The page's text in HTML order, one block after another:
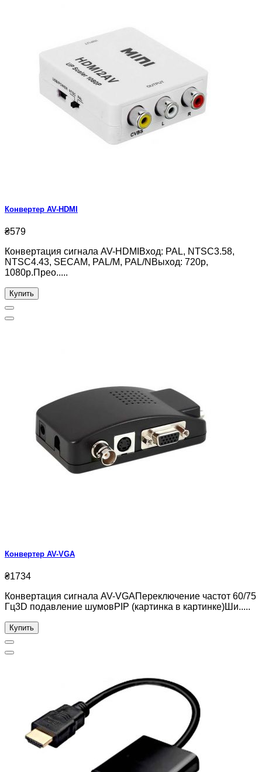
Конвертер AV-HDMI
₴579
Конвертация сигнала AV-HDMIВход: PAL, NTSC3.58,
NTSC4.43, SECAM, PAL/M, PAL/NВыход: 720p,
1080p.Прео.....
Купить
Конвертер AV-VGA
₴1734
Конвертация сигнала AV-VGAПереключение частот 60/75
Гц3D подавление шумовPIP (картинка в картинке)Ши.....
Купить